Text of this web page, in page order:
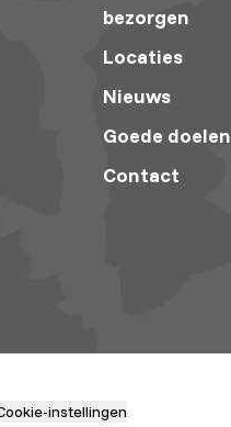
bezorgen
Locaties
Nieuws
Goede doelen
Contact
instellingen